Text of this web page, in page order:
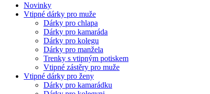
Novinky
Vtipné dárky pro muže
Dárky pro chlapa
Dárky pro kamaráda
Dárky pro kolegu
Dárky pro manžela
Trenky s vtipným potiskem
Vtipné zástěry pro muže
Vtipné dárky pro ženy
Dárky pro kamarádku